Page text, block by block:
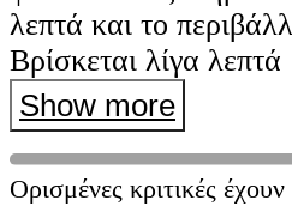
λεπτά και το
Βρίσκεται λίγα
και το μονοτρόχιο.
το αεροδρόμιο. Ο
αξιόπιστος, ενώ το
ανεπιφύλακτα ????
Show more
Ορισμένες κριτικές